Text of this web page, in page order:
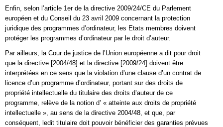
Enfin, selon l’article 1er de la directive 2009/24/CE du Parlement
européen et du Conseil du 23 avril 2009 concernant la protection
juridique des programmes d’ordinateur, les Etats membres doivent
protéger les programmes d’ordinateur par le droit d’auteur.
Par ailleurs, la Cour de justice de l’Union européenne a dit pour droit
que la directive [2004/48] et la directive [2009/24] doivent être
interprétées en ce sens que la violation d’une clause d’un contrat de
licence d’un programme d’ordinateur, portant sur des droits de
propriété intellectuelle du titulaire des droits d’auteur de ce
programme, relève de la notion d’ « atteinte aux droits de propriété
intellectuelle », au sens de la directive 2004/48, et que, par
conséquent, ledit titulaire doit pouvoir bénéficier des garanties prévues